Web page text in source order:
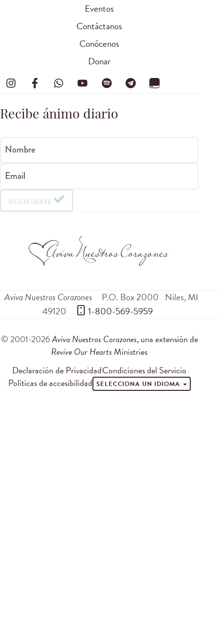
Eventos
Contáctanos
Conócenos
Donar
Recibe ánimo diario
Nombre
Email
REGÍSTRATE
Aviva Nuestros Corazones P.O. Box 2000 Niles,MI
49120
1-800-569-5959
© 2001-2026Aviva Nuestros Corazones, una extensión de
Revive Our Hearts Ministries
Declaración de PrivacidadCondiciones del Servicio
Políticas de accesibilidad SELECCIONA UN IDIOMA